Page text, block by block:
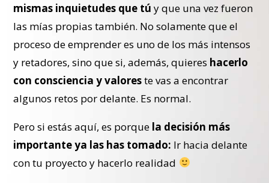
mismas inquietudes que tú y que una vez fueron
las mías propias también. No solamente que el
proceso de emprender es uno de los más intensos
y retadores, sino que si, además, quieres hacerlo
con consciencia y valoreste vas a encontrar
algunos retos por delante. Es normal.
Pero si estás aquí, es porque la decisión más
importante ya las has tomado: Ir hacia delante
con tu proyecto y hacerlo realidad